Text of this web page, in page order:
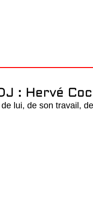
: Hervé
lui, de son travail,